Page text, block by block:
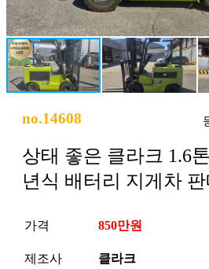
no.14608
상태 좋은 클라크 1.6
년식 배터리 지게차 판
가격 850만원
제조사 클라크